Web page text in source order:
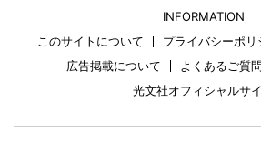
INFORMATION
このサイトについて
プライバシーポリ
広告掲載について
よくあるご質問
光文社オフィシャルサ